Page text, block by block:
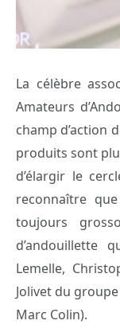
La célèbre
Amateurs
champ d’action
produits sont
d’élargir le
reconnaître
toujours
d’andouillette
Lemelle,
Jolivet du
Marc Colin).